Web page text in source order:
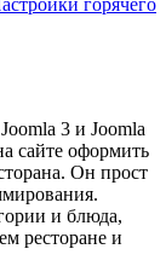
3 и Joomla
сайте оформить
Он прост
и блюда,
ресторане и